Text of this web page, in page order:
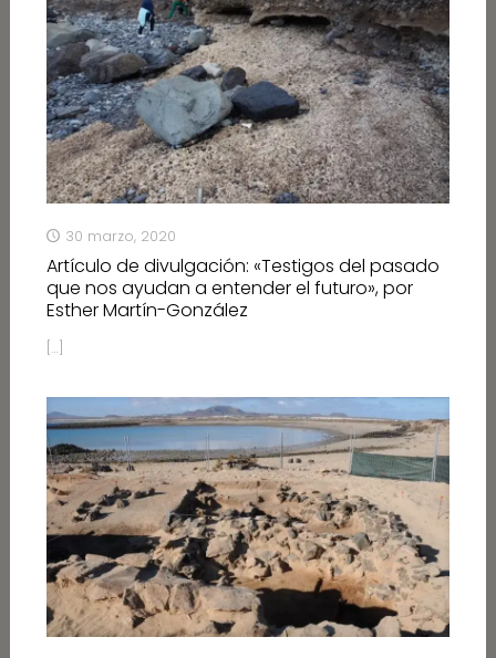
30 marzo, 2020
Artículo de divulgación: «Testigos del pasado
que nos ayudan a entender el futuro», por
Esther Martín-González
[…]